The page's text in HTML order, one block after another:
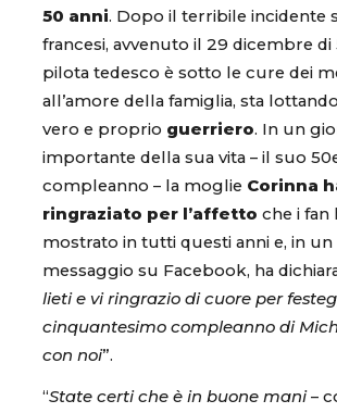
50 anni. Dopo il terribile incidente
francesi, avvenuto il 29 dicembre di
pilota tedesco è sotto le cure dei
all’amore della famiglia, sta
vero e proprio guerriero. In un
importante della sua vita – il suo
compleanno – la moglie Corinna
ringraziato per l’affetto che i fan
mostrato in tutti questi anni e, in
messaggio su Facebook, ha
lieti e vi ringrazio di cuore per
cinquantesimo compleanno di
con noi”.
“State certi che è in buone mani–